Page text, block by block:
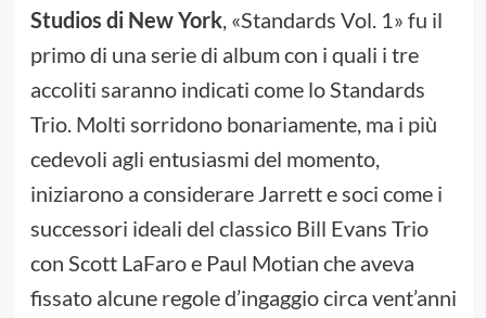
Studios di New York, «Standards Vol. 1» fu il
primo di una serie di album con i quali i tre
accoliti saranno indicati come lo Standards
Trio. Molti sorridono bonariamente, ma i più
cedevoli agli entusiasmi del momento,
iniziarono a considerare Jarrett e soci come i
successori ideali del classico Bill Evans Trio
con Scott LaFaro e Paul Motian che aveva
fissato alcune regole d’ingaggio circa vent’anni